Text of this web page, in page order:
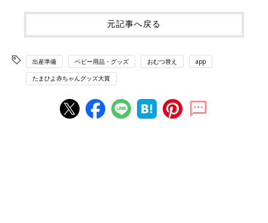
元記事へ戻る
出産準備 ベビー用品・グッズ おむつ替え app
たまひよ赤ちゃんグッズ大賞